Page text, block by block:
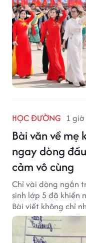
HỌC ĐƯỜNG 1
Bài văn về
ngay dòng
cảm vô cùng
Chỉ vài dòng ngắn
sinh lớp 5 đã khiến
Bài viết không chỉ
khiến thầy giáo
khóc khi đọc xong